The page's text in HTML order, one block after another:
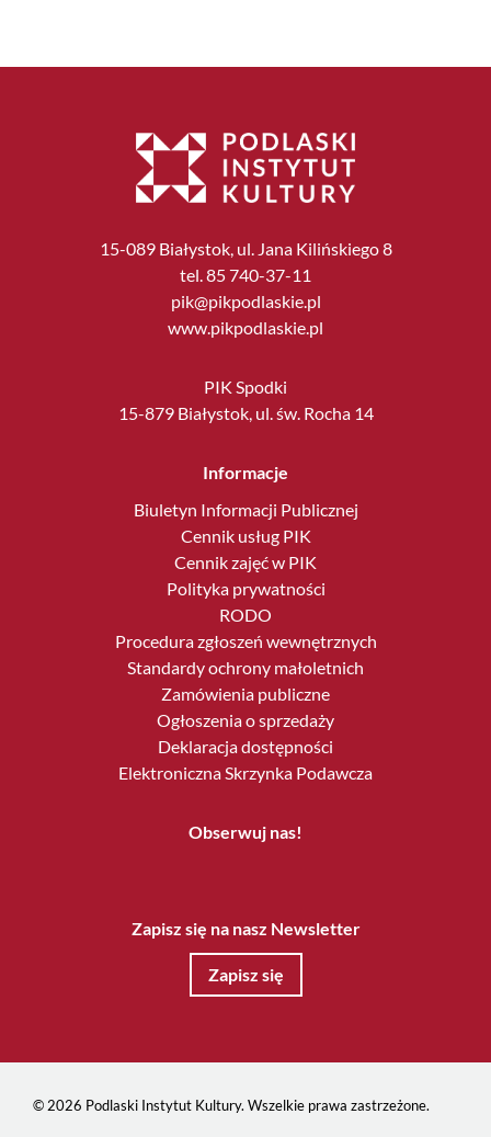
15-089 Białystok, ul. Jana Kilińskiego 8
tel. 85 740-37-11
pik@pikpodlaskie.pl
www.pikpodlaskie.pl
PIK Spodki
15-879 Białystok, ul. św. Rocha 14
Informacje
Biuletyn Informacji Publicznej
Cennik usług PIK
Cennik zajęć w PIK
Polityka prywatności
RODO
Procedura zgłoszeń wewnętrznych
Standardy ochrony małoletnich
Zamówienia publiczne
Ogłoszenia o sprzedaży
Deklaracja dostępności
Elektroniczna Skrzynka Podawcza
Obserwuj nas!
Zapisz się na nasz Newsletter
Zapisz się
© 2026 Podlaski Instytut Kultury. Wszelkie prawa zastrzeżone.